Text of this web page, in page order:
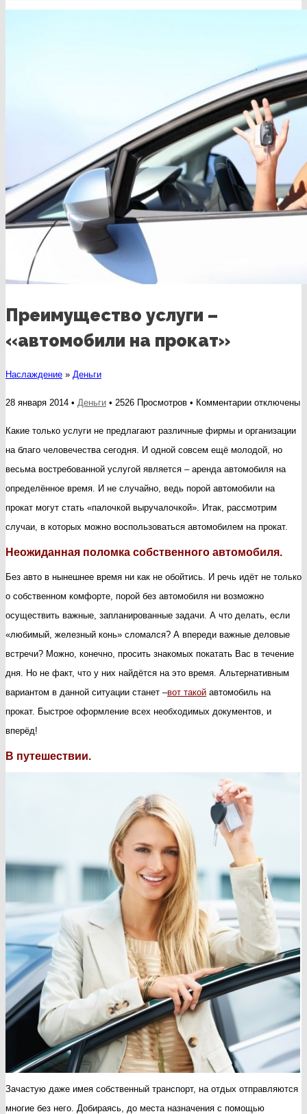
Преимущество услуги –
«автомобили на прокат»
Наслаждение » Деньги
28 января 2014 • Деньги • 2526 Просмотров • Комментариикотключены
Какие только услуги не предлагают различные фирмы и организации
на благо человечества сегодня. И одной совсем ещё молодой, но
весьма востребованной услугой является – аренда автомобиля на
определённое время. И не случайно, ведь порой автомобили на
прокат могут стать «палочкой выручалочкой». Итак, рассмотрим
случаи, в которых можно воспользоваться автомобилем на прокат.
Неожиданная поломка собственного автомобиля.
Без авто в нынешнее время ни как не обойтись. И речь идёт не только
о собственном комфорте, порой без автомобиля ни возможно
осуществить важные, запланированные задачи. А что делать, если
«любимый, железный конь» сломался? А впереди важные деловые
встречи? Можно, конечно, просить знакомых покатать Вас в течение
дня. Но не факт, что у них найдётся на это время. Альтернативным
вариантом в данной ситуации станет –вот такой автомобиль на
прокат. Быстрое оформление всех необходимых документов, и
вперёд!
В путешествии.
Зачастую даже имея собственный транспорт, на отдых отправляются
многие без него. Добираясь, до места назначения с помощью